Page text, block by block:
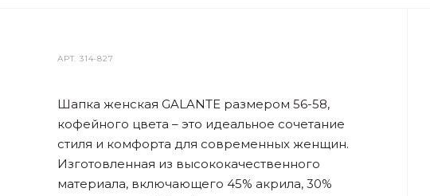
АРТ.314-827
Шапка женская GALANTE размером 56-58,
кофейного цвета – это идеальное сочетание
стиля и комфорта для современных женщин.
Изготовленная из высококачественного
материала, включающего 45% акрила, 30%